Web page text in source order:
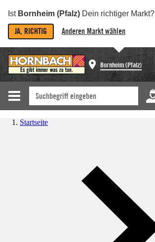
Ist Bornheim (Pfalz) Dein richtiger Markt?
JA, RICHTIG Anderen Markt wählen
Bornheim (Pfalz)
Startseite